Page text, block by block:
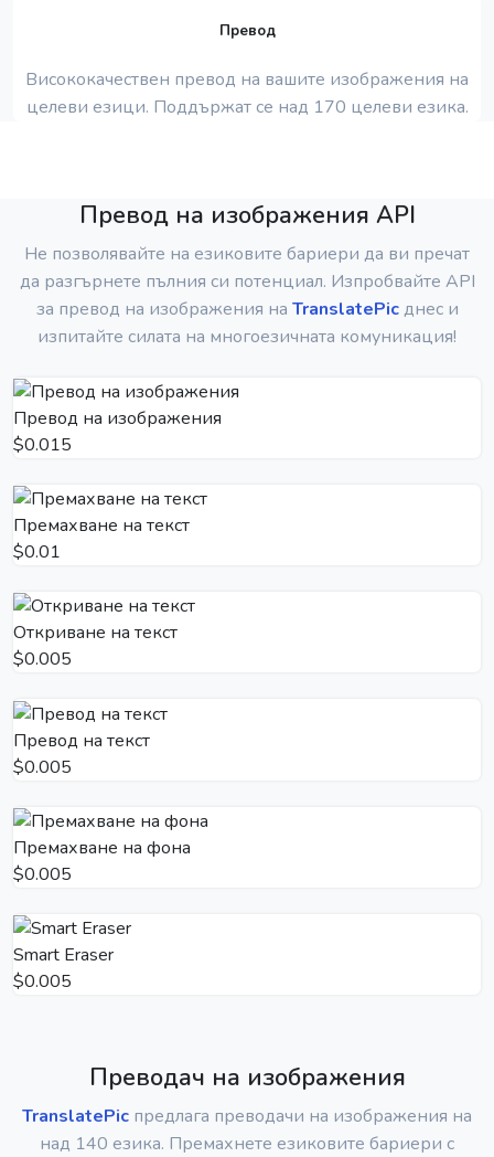
Превод
Висококачествен превод на вашите изображения на
целеви езици. Поддържат се над 170 целеви езика.
Превод на изображения API
Не позволявайте на езиковите бариери да ви пречат
да разгърнете пълния си потенциал. Изпробвайте API
за превод на изображения на TranslatePicднес и
изпитайте силата на многоезичната комуникация!
Превод на изображения
$0.015
Премахване на текст
$0.01
Откриване на текст
$0.005
Превод на текст
$0.005
Премахване на фона
$0.005
Smart Eraser
$0.005
Преводач на изображения
TranslatePic предлага преводачи на изображения на
над 140 езика. Премахнете езиковите бариери с